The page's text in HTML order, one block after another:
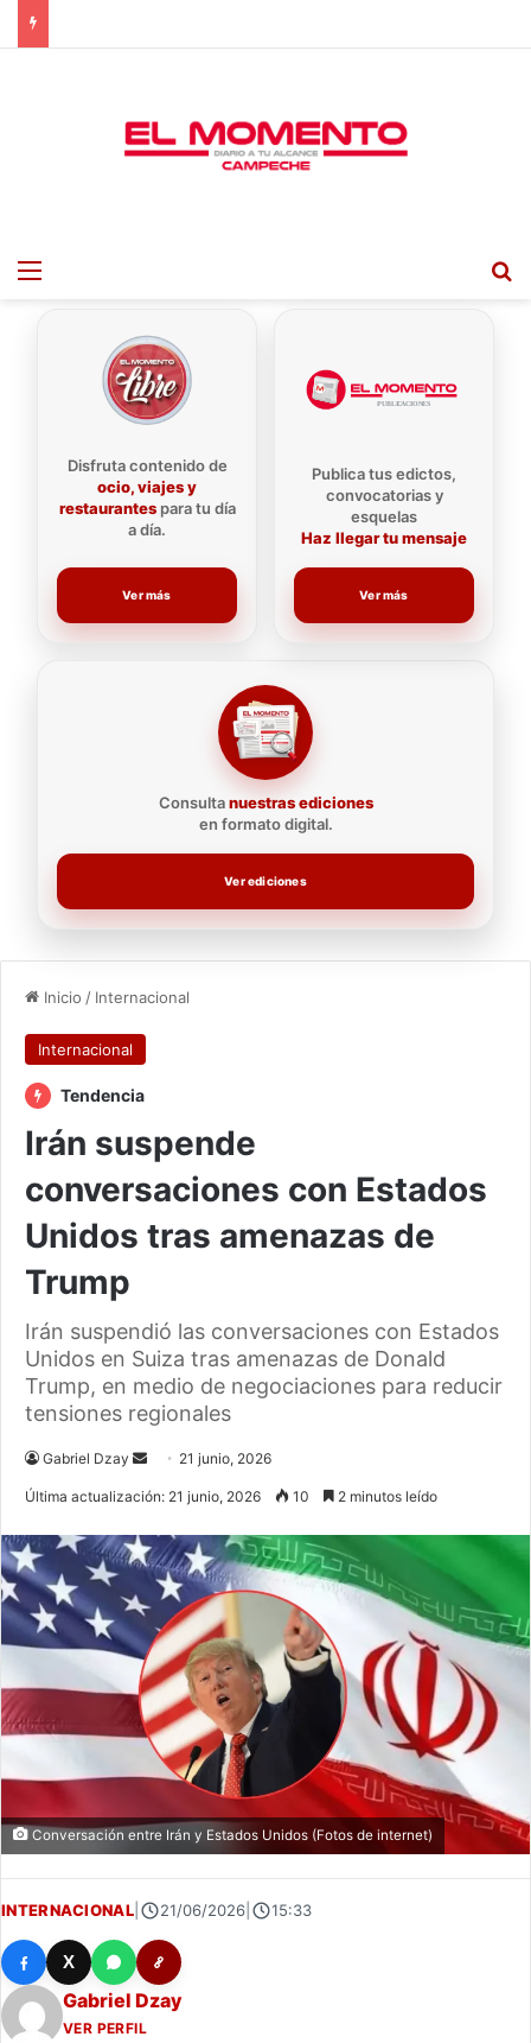
Menu
Disfruta contenido de
ocio, viajes y
restaurantespara tu día
a día.
Ver más
Consultanuestras ediciones
en formato digital.
Ver ediciones
Publica tus edictos,
convocatorias y
esquelas
Haz llegar tu mensaje
Ver más
Inicio / Internacional
Internacional
Tendencia
Irán suspende
conversaciones con Estados
Unidos tras amenazas de
Trump
Irán suspendió las conversaciones con Estados
Unidos en Suiza tras amenazas de Donald
Trump, en medio de negociaciones para reducir
tensiones regionales
Gabriel Dzay
Send
an
21 junio, 2026
Última actualización: 21 junio, 2026 10 2 minutos leído
Conversación entre Irán y Estados Unidos (Fotos de internet)
INTERNACIONAL| 21/06/2026| 15:33
X
Gabriel Dzay
VER PERFIL